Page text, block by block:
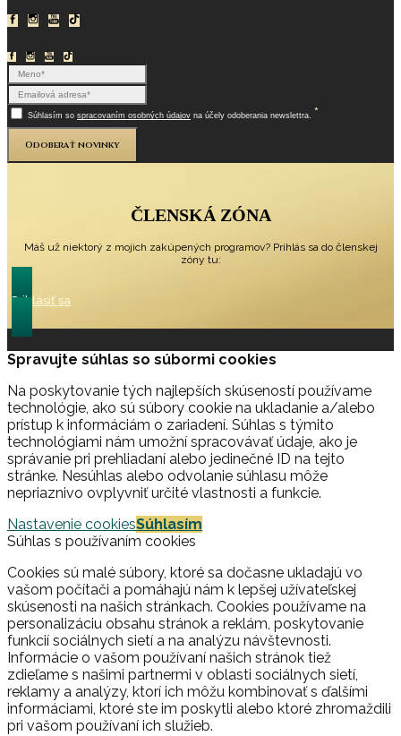
Súhlasím so spracovaním osobných údajov na účely odoberania newslettra. *
Odoberať novinky
ČLENSKÁ ZÓNA
Máš už niektorý z mojich zakúpených programov? Prihlás sa do členskej
zóny tu:
Prihlásiť sa
Spravujte súhlas so súbormi cookies
Na poskytovanie tých najlepších skúseností používame
technológie, ako sú súbory cookie na ukladanie a/alebo
prístup k informáciám o zariadení. Súhlas s týmito
technológiami nám umožní spracovávať údaje, ako je
správanie pri prehliadaní alebo jedinečné ID na tejto
stránke. Nesúhlas alebo odvolanie súhlasu môže
nepriaznivo ovplyvniť určité vlastnosti a funkcie.
Nastavenie cookiesSúhlasím
Súhlas s používaním cookies
Cookies sú malé súbory, ktoré sa dočasne ukladajú vo
vašom počítači a pomáhajú nám k lepšej užívateľskej
skúsenosti na našich stránkach. Cookies používame na
personalizáciu obsahu stránok a reklám, poskytovanie
funkcií sociálnych sietí a na analýzu návštevnosti.
Informácie o vašom používaní našich stránok tiež
zdieľame s našimi partnermi v oblasti sociálnych sietí,
reklamy a analýzy, ktorí ich môžu kombinovať s ďalšími
informáciami, ktoré ste im poskytli alebo ktoré zhromaždili
pri vašom používaní ich služieb.